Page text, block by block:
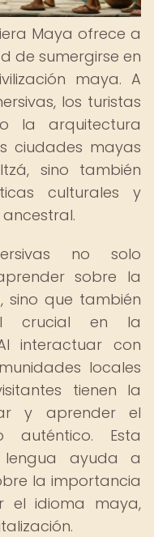
Maya ofrece a
de sumergirse en
maya. A
los turistas
la arquitectura
ciudades mayas
sino también
culturales y
no solo
sobre la
sino que también
crucial en la
interactuar con
locales
tienen la
y aprender el
Esta
ayuda a
la importancia
el idioma maya,